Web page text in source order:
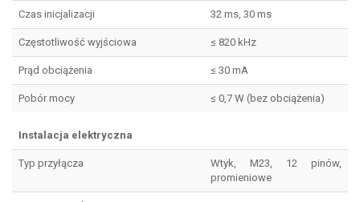
Czas inicjalizacji 32 ms, 30 ms
Częstotliwość wyjściowa ≤ 820 kHz
Prąd obciążenia ≤ 30 mA
Pobór mocy ≤ 0,7 W (bez obciążenia)
Instalacja elektryczna
Typ przyłącza
Wtyk, M23, 12 pinów,
promieniowe